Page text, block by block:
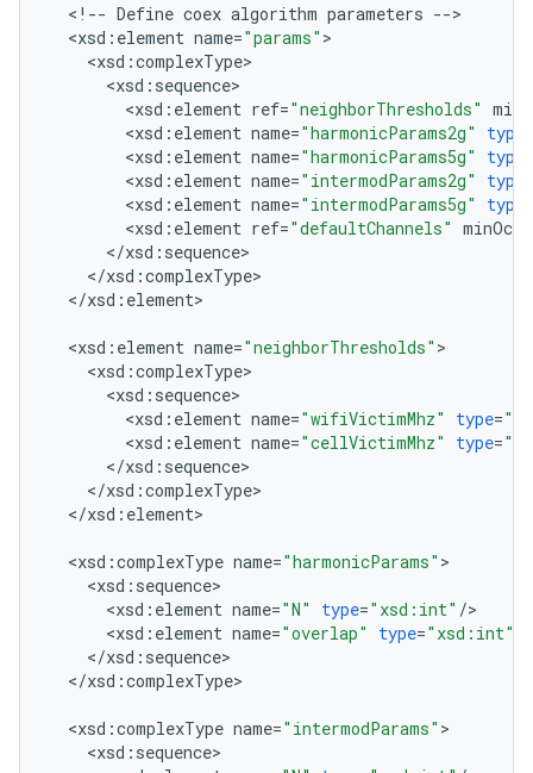
< ! -- Define coex algorithm parameters --
<xsd : element name="params"
<xsd :complexType
<xsd : sequence
<xsd : element ref="neighborThresholds"
<xsd : element name="harmonicParams2g" type
<xsd : element name="harmonicParams5g" type
<xsd : element name="intermodParams2g" type
<xsd : element name="intermodParams5g" type
<xsd : element ref="defaultChannels"
</xsd : sequence
</xsd :complexType
</xsd : element>
<xsd : element name="neighborThresholds"
<xsd :complexType
<xsd : sequence
<xsd : element name="wifiVictimMhz" type=
<xsd : element name="cellVictimMhz" type=
</xsd : sequence
</xsd :complexType
</xsd : element>
<xsd :complexType name="harmonicParams"
<xsd : sequence
<xsd : element name="N" type="xsd:int" /
<xsd : element name="overlap" type="xsd:int"
</xsd : sequence
</xsd :complexType>
<xsd :complexType name="intermodParams"
<xsd : sequence